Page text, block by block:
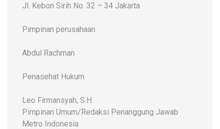
Jl. Kebon Sirih No. 32 – 34 Jakarta
Pimpinan perusahaan
Abdul Rachman
Penasehat Hukum
Leo Firmansyah, S.H
Pimpinan Umum/Redaksi Penanggung Jawab
Metro Indonesia